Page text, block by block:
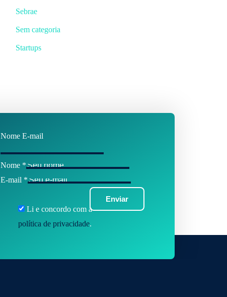
Sebrae
Sem categoria
Startups
Nome E-mail
Nome *
E-mail *
Enviar
Li e concordo com a
política de privacidade.